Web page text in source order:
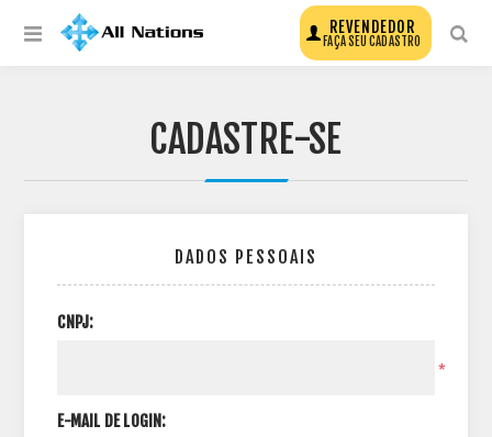
REVENDEDOR
FAÇA SEU CADASTRO
CADASTRE-SE
DADOS PESSOAIS
CNPJ:
*
E-MAIL DE LOGIN: